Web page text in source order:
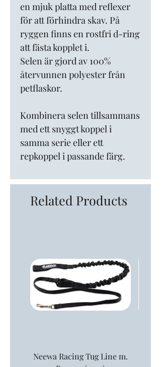
en mjuk platta med reflexer
för att förhindra skav. På
ryggen finns en rostfri d-ring
att fästa kopplet i.
Selen är gjord av 100%
återvunnen polyester från
petflaskor.
Kombinera selen tillsammans
med ett snyggt koppel i
samma serie eller ett
repkoppel i passande färg.
Related Products
Neewa Racing Tug Line m.